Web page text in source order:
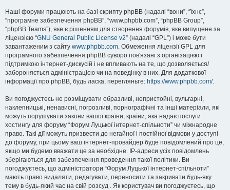
Наші форуми працюють на базі скрипту phpBB (надалі “вони”, “їхнє”,
“програмне забезпечення phpBB”, “www.phpbb.com”, “phpBB Group”,
“phpBB Teams”), яке є рішенням для створення форумів, яке випущене за
ліцензією “GNU General Public License v2” (надалі “GPL”) і може бути
завантаженим з сайту www.phpbb.com. Обмеження ліцензії GPL для
програмного забезпечення phpBB суворо пов'язані з організацією і
підтримкою інтернет-дискусій і не впливають на те, що дозволяється/
забороняється адміністрацією чи на поведінку в них. Для додаткової
інформації про phpBB, будь ласка, перегляньте: https://www.phpbb.com/.
Ви погоджуєтесь не розміщувати образливі, непристойні, вульгарні,
наклепницькі, ненависні, погрозливі, порнографічні та інші матеріали, які
можуть порушувати закони вашої країни, країни, яка надає послуги
хостингу для форуму “Форум Луцької інтернет-спільноти” чи міжнародне
право. Такі дії можуть призвести до негайної і постійної відмови у доступі
до форуму, при цьому ваш інтернет-провайдер буде повідомлений про це,
якщо ми будемо вважати це за необхідне. IP-адреси усіх повідомлень
зберігаються для забезпечення проведення такої політики. Ви
погоджуєтесь, що адміністратори “Форум Луцької інтернет-спільноти”
мають право видаляти, редагувати, переносити та закривати будь-яку
тему в будь-який час на свій розсуд . Як користувач ви погоджуєтесь, що